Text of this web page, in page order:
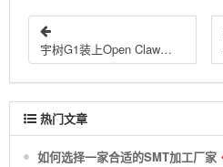
宇树G1装上Open Claw？人形机器人真的能实现“自主思考”吗？
热门文章
如何选择一家合适的SMT加工厂家